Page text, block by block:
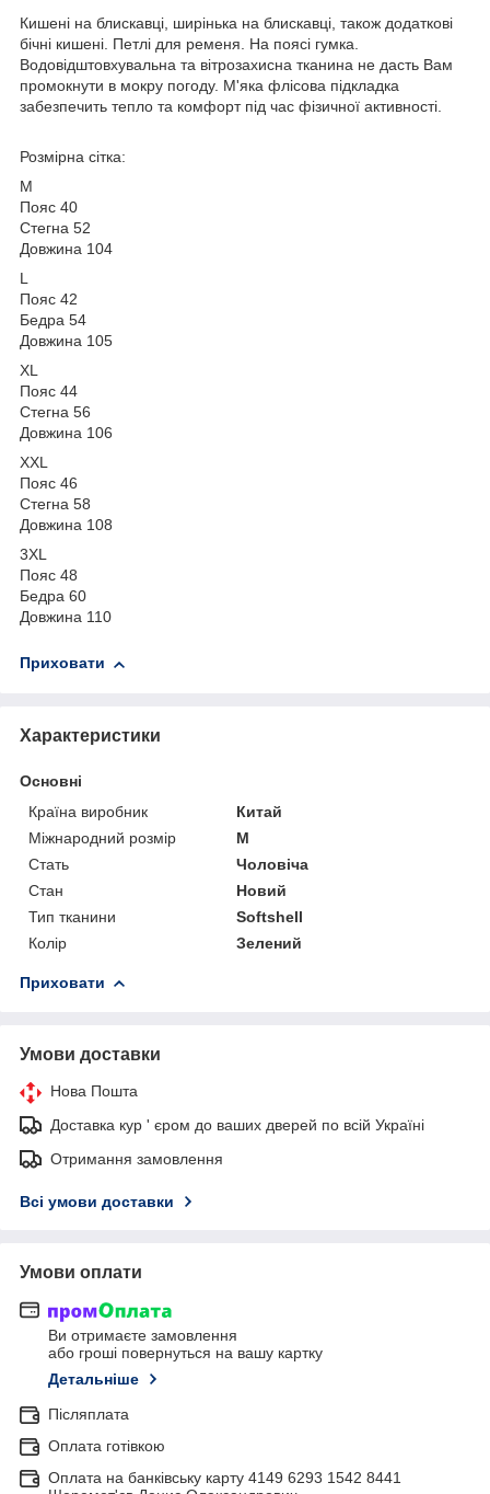
Кишені на блискавці, ширінька на блискавці, також додаткові
бічні кишені. Петлі для ременя. На поясі гумка.
Водовідштовхувальна та вітрозахисна тканина не дасть Вам
промокнути в мокру погоду. М'яка флісова підкладка
забезпечить тепло та комфорт під час фізичної активності.
Розмірна сітка:
М
Пояс 40
Стегна 52
Довжина 104
L
Пояс 42
Бедра 54
Довжина 105
XL
Пояс 44
Стегна 56
Довжина 106
XXL
Пояс 46
Стегна 58
Довжина 108
3XL
Пояс 48
Бедра 60
Довжина 110
Приховати
Характеристики
Основні
Країна виробник
Китай
Міжнародний розмір
M
Стать
Чоловіча
Стан
Новий
Тип тканини
Softshell
Колір
Зелений
Приховати
Умови доставки
Нова Пошта
Доставка кур ' єром до ваших дверей по всій Україні
Отримання замовлення
Всі умови доставки
Умови оплати
Ви отримаєте замовлення
або гроші повернуться на вашу картку
Детальніше
Післяплата
Оплата готівкою
Оплата на банківську карту 4149 6293 1542 8441